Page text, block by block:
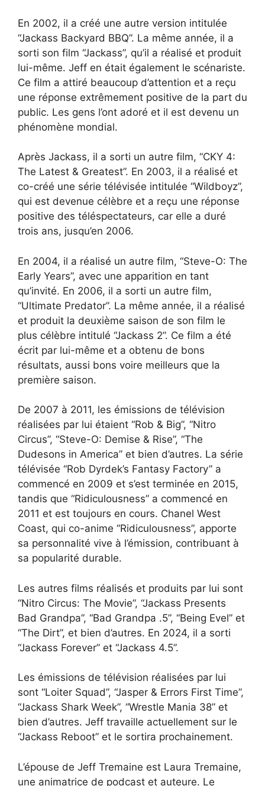
En 2002, il a créé une autre version intitulée
“Jackass Backyard BBQ”. La même année, il a
sorti son film “Jackass”, qu’il a réalisé et produit
lui-même. Jeff en était également le scénariste.
Ce film a attiré beaucoup d’attention et a reçu
une réponse extrêmement positive de la part du
public. Les gens l’ont adoré et il est devenu un
phénomène mondial.
Après Jackass, il a sorti un autre film, “CKY 4:
The Latest & Greatest”. En 2003, il a réalisé et
co-créé une série télévisée intitulée “Wildboyz”,
qui est devenue célèbre et a reçu une réponse
positive des téléspectateurs, car elle a duré
trois ans, jusqu’en 2006.
En 2004, il a réalisé un autre film, “Steve-O: The
Early Years”, avec une apparition en tant
qu’invité. En 2006, il a sorti un autre film,
“Ultimate Predator”. La même année, il a réalisé
et produit la deuxième saison de son film le
plus célèbre intitulé “Jackass 2”. Ce film a été
écrit par lui-même et a obtenu de bons
résultats, aussi bons voire meilleurs que la
première saison.
De 2007 à 2011, les émissions de télévision
réalisées par lui étaient “Rob & Big”, “Nitro
Circus”, “Steve-O: Demise & Rise”, “The
Dudesons in America” et bien d’autres. La série
télévisée “Rob Dyrdek’s Fantasy Factory” a
commencé en 2009 et s’est terminée en 2015,
tandis que “Ridiculousness” a commencé en
2011 et est toujours en cours. Chanel West
Coast, qui co-anime “Ridiculousness”, apporte
sa personnalité vive à l’émission, contribuant à
sa popularité durable.
Les autres films réalisés et produits par lui sont
“Nitro Circus: The Movie”, “Jackass Presents
Bad Grandpa”, “Bad Grandpa .5”, “Being Evel” et
“The Dirt”, et bien d’autres. En 2024, il a sorti
“Jackass Forever” et “Jackass 4.5”.
Les émissions de télévision réalisées par lui
sont “Loiter Squad”, “Jasper & Errors First Time”,
“Jackass Shark Week”, “Wrestle Mania 38” et
bien d’autres. Jeff travaille actuellement sur le
“Jackass Reboot” et le sortira prochainement.
L’épouse de Jeff Tremaine est Laura Tremaine,
une animatrice de podcast et auteure. Le